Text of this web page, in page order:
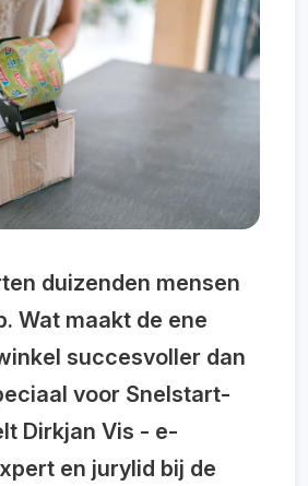
duizenden mensen
Wat maakt de ene
succesvoller dan
voor Snelstart-
Dirkjan Vis - e-
en jurylid bij de